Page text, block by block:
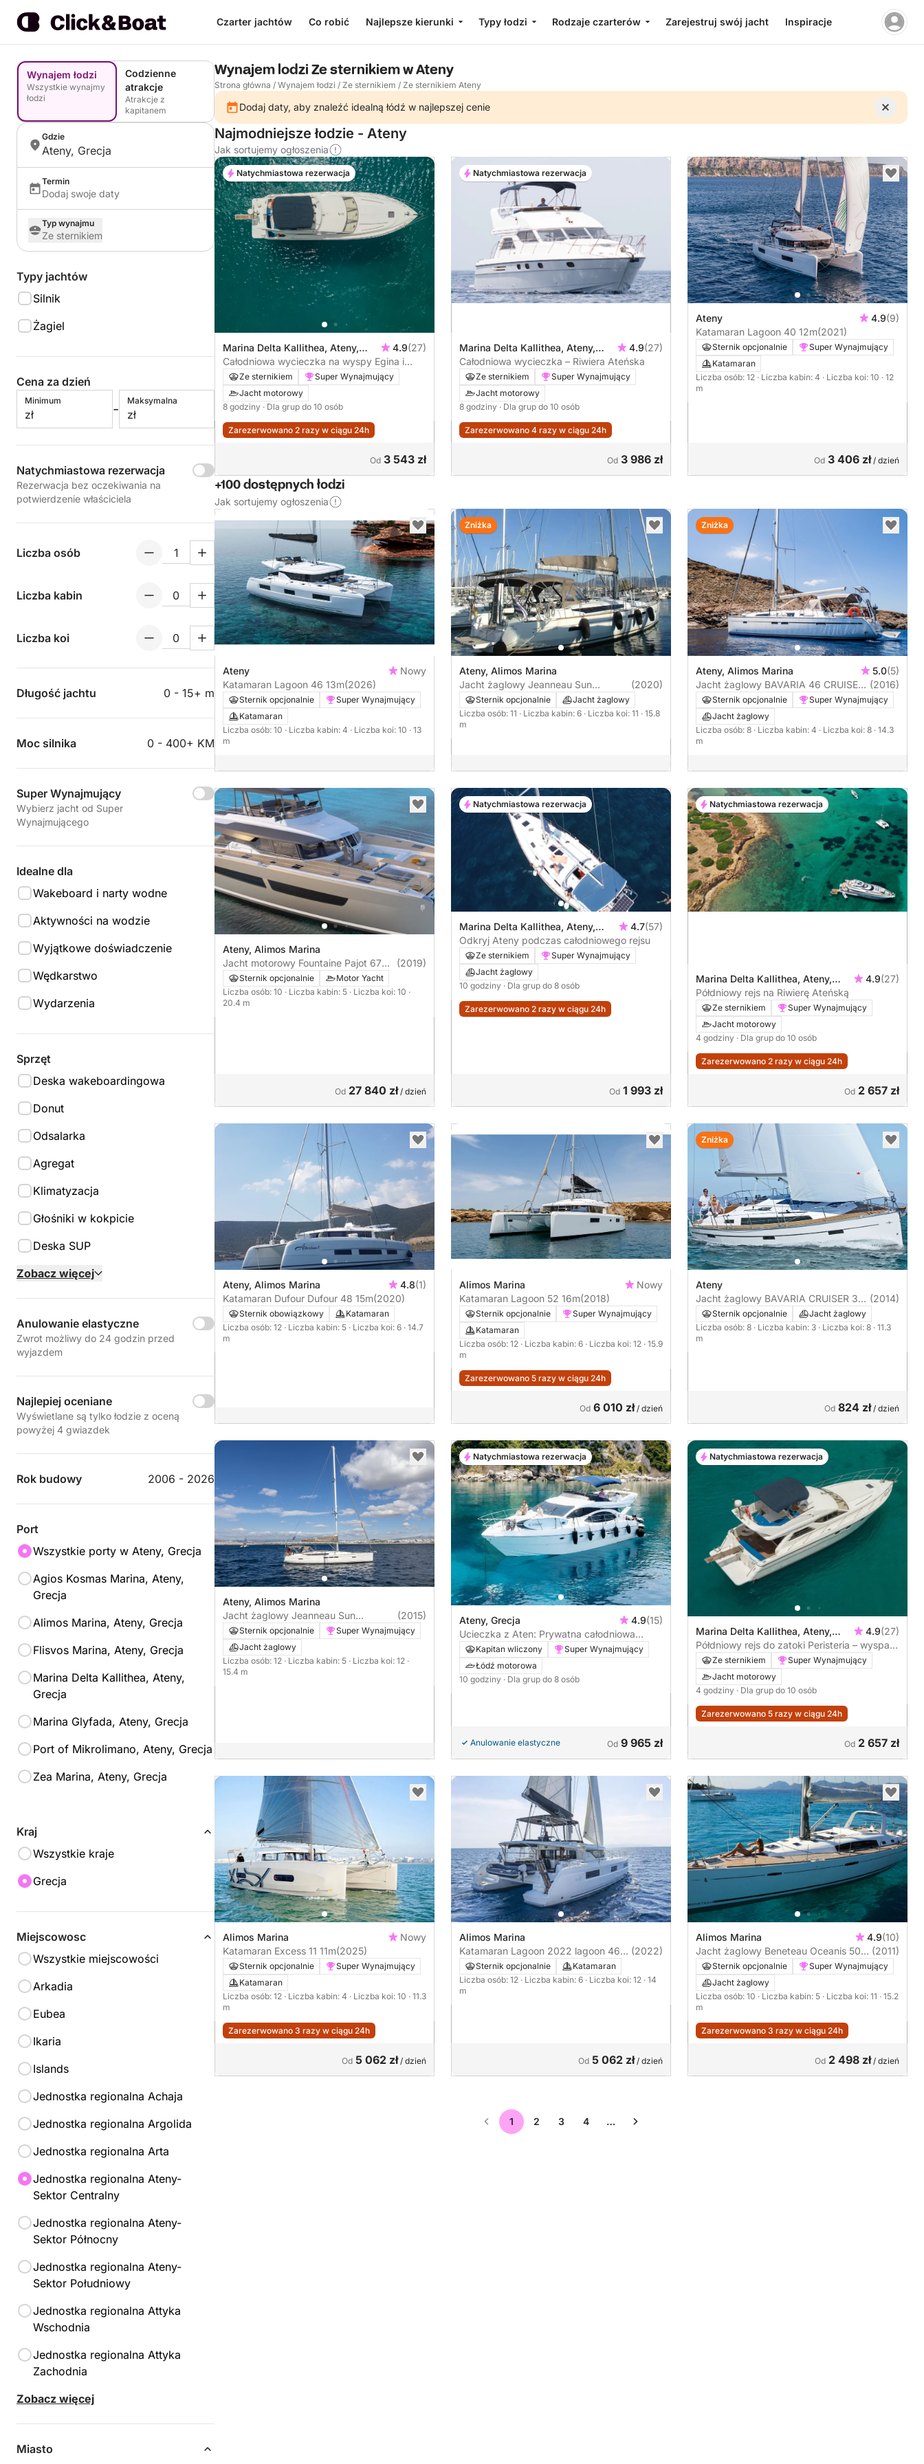
Czarter jachtów Co robić Najlepsze kierunki Typy łodzi Rodzaje czarterów Zarejestruj swój jacht Inspiracje
Wynajem łodzi
Wszystkie wynajmy
łodzi
Codzienne
atrakcje
Atrakcje z
kapitanem
Gdzie
Ateny, Grecja
Termin
Dodaj swoje daty
Typ wynajmu
Ze sternikiem
Typy jachtów
Silnik
Żagiel
Cena za dzień
Minimum
zł -
Maksymalna
zł
Natychmiastowa rezerwacja
Rezerwacja bez oczekiwania na
potwierdzenie właściciela
Liczba osób
Liczba kabin
Liczba koi
Długość jachtu 0 - 15+ m
Moc silnika 0 - 400+ KM
Super Wynajmujący
Wybierz jacht od Super
Wynajmującego
Idealne dla
Wakeboard i narty wodne
Aktywności na wodzie
Wyjątkowe doświadczenie
Wędkarstwo
Wydarzenia
Sprzęt
Deska wakeboardingowa
Donut
Odsalarka
Agregat
Klimatyzacja
Głośniki w kokpicie
Deska SUP
Zobacz więcej
Anulowanie elastyczne
Zwrot możliwy do 24 godzin przed
wyjazdem
Najlepiej oceniane
Wyświetlane są tylko łodzie z oceną
powyżej 4 gwiazdek
Rok budowy 2006 - 2026
Port
Wszystkie porty w Ateny, Grecja
Agios Kosmas Marina, Ateny,
Grecja
Alimos Marina, Ateny, Grecja
Flisvos Marina, Ateny, Grecja
Marina Delta Kallithea, Ateny,
Grecja
Marina Glyfada, Ateny, Grecja
Port of Mikrolimano, Ateny, Grecja
Zea Marina, Ateny, Grecja
Kraj
Wszystkie kraje
Grecja
Miejscowosc
Wszystkie miejscowości
Arkadia
Eubea
Ikaria
Islands
Jednostka regionalna Achaja
Jednostka regionalna Argolida
Jednostka regionalna Arta
Jednostka regionalna Ateny-
Sektor Centralny
Jednostka regionalna Ateny-
Sektor Północny
Jednostka regionalna Ateny-
Sektor Południowy
Jednostka regionalna Attyka
Wschodnia
Jednostka regionalna Attyka
Zachodnia
Jednostka regionalna Chania
Jednostka regionalna Chios
Jednostka regionalna Elida
Zobacz więcej
Miasto
Wynajem lodzi Ze sternikiem w Ateny
Strona główna / Wynajem łodzi / Ze sternikiem / Ze sternikiem Ateny
Dodaj daty, aby znaleźć idealną łódź w najlepszej cenie
Najmodniejsze łodzie - Ateny
Jak sortujemy ogłoszenia
Marina Delta Kallithea, Ateny,
Grecja
4.9(27)
Całodniowa wycieczka na wyspy Egina i
MoniZe sternikiem
Super Wynajmujący
Jacht motorowy
8 godziny · Dla grup do 10 osób
Zarezerwowano 2 razy w ciągu 24h
Od 3 543 zł
Natychmiastowa rezerwacja
Marina Delta Kallithea, Ateny,
Grecja
4.9(27)
Całodniowa wycieczka – Riwiera Ateńska
Ze sternikiem
Super Wynajmujący
Jacht motorowy
8 godziny · Dla grup do 10 osób
Zarezerwowano 4 razy w ciągu 24h
Od 3 986 zł
Natychmiastowa rezerwacja
Ateny 4.9(9)
Katamaran Lagoon 40 12m(2021)
Sternik opcjonalnie
Super Wynajmujący
Katamaran
Liczba osób: 12 · Liczba kabin: 4 · Liczba koi: 10 · 12
m
Od 3 406 zł/ dzień
+100 dostępnych łodzi
Jak sortujemy ogłoszenia
Ateny
Nowy
Katamaran Lagoon 46 13m(2026)
Sternik opcjonalnie
Super Wynajmujący
Katamaran
Liczba osób: 10 · Liczba kabin: 4 · Liczba koi: 10 · 13
m
Ateny, Alimos Marina
Jacht żaglowy Jeanneau Sun
Odyssey 519 16m
(2020)
Sternik opcjonalnie
Jacht żaglowy
Liczba osób: 11 · Liczba kabin: 6 · Liczba koi: 11 · 15.8
m
Zniżka
Ateny, Alimos Marina 5.0(5)
Jacht żaglowy BAVARIA 46 CRUISER
14m
(2016)
Sternik opcjonalnie
Super Wynajmujący
Jacht żaglowy
Liczba osób: 8 · Liczba kabin: 4 · Liczba koi: 8 · 14.3
m
Zniżka
Ateny, Alimos Marina
Jacht motorowy Fountaine Pajot 67
Power 870KM
(2019)
Sternik opcjonalnie
Motor Yacht
Liczba osób: 10 · Liczba kabin: 5 · Liczba koi: 10 ·
20.4 m
Od 27 840 zł/ dzień
Marina Delta Kallithea, Ateny,
Grecja
4.7(57)
Odkryj Ateny podczas całodniowego rejsu
Ze sternikiem
Super Wynajmujący
Jacht żaglowy
10 godziny · Dla grup do 8 osób
Zarezerwowano 2 razy w ciągu 24h
Od 1 993 zł
Natychmiastowa rezerwacja
Marina Delta Kallithea, Ateny,
Grecja
4.9(27)
Półdniowy rejs na Riwierę Ateńską
Ze sternikiem
Super Wynajmujący
Jacht motorowy
4 godziny · Dla grup do 10 osób
Zarezerwowano 2 razy w ciągu 24h
Od 2 657 zł
Natychmiastowa rezerwacja
Ateny, Alimos Marina 4.8(1)
Katamaran Dufour Dufour 48 15m(2020)
Sternik obowiązkowy
Katamaran
Liczba osób: 12 · Liczba kabin: 5 · Liczba koi: 6 · 14.7
m
Alimos Marina
Nowy
Katamaran Lagoon 52 16m(2018)
Sternik opcjonalnie
Super Wynajmujący
Katamaran
Liczba osób: 12 · Liczba kabin: 6 · Liczba koi: 12 · 15.9
m
Zarezerwowano 5 razy w ciągu 24h
Od 6 010 zł/ dzień
Ateny
Jacht żaglowy BAVARIA CRUISER 37
11m
(2014)
Sternik opcjonalnie
Jacht żaglowy
Liczba osób: 8 · Liczba kabin: 3 · Liczba koi: 8 · 11.3
m
Od 824 zł/ dzień
Zniżka
Ateny, Alimos Marina
Jacht żaglowy Jeanneau Sun
Odyssey 509 15m
(2015)
Sternik opcjonalnie
Super Wynajmujący
Jacht żaglowy
Liczba osób: 12 · Liczba kabin: 5 · Liczba koi: 12 ·
15.4 m
Ateny, Grecja 4.9(15)
Ucieczka z Aten: Prywatna całodniowa
wycieczka na Wyspy Sarońskie
Kapitan wliczony
Super Wynajmujący
Łódź motorowa
10 godziny · Dla grup do 8 osób
Anulowanie elastyczne Od 9 965 zł
Natychmiastowa rezerwacja
Marina Delta Kallithea, Ateny,
Grecja
4.9(27)
Półdniowy rejs do zatoki Peristeria – wyspa
Salamina
Ze sternikiem
Super Wynajmujący
Jacht motorowy
4 godziny · Dla grup do 10 osób
Zarezerwowano 5 razy w ciągu 24h
Od 2 657 zł
Natychmiastowa rezerwacja
Alimos Marina
Nowy
Katamaran Excess 11 11m(2025)
Sternik opcjonalnie
Super Wynajmujący
Katamaran
Liczba osób: 12 · Liczba kabin: 4 · Liczba koi: 10 · 11.3
m
Zarezerwowano 3 razy w ciągu 24h
Od 5 062 zł/ dzień
Alimos Marina
Katamaran Lagoon 2022 lagoon 46
vasiliki 14m
(2022)
Sternik opcjonalnie
Katamaran
Liczba osób: 12 · Liczba kabin: 6 · Liczba koi: 12 · 14
m
Od 5 062 zł/ dzień
Alimos Marina 4.9(10)
Jacht żaglowy Beneteau Oceanis 50
Family 15m
(2011)
Sternik opcjonalnie
Super Wynajmujący
Jacht żaglowy
Liczba osób: 10 · Liczba kabin: 5 · Liczba koi: 11 · 15.2
m
Zarezerwowano 3 razy w ciągu 24h
Od 2 498 zł/ dzień
1 2 3 4 …